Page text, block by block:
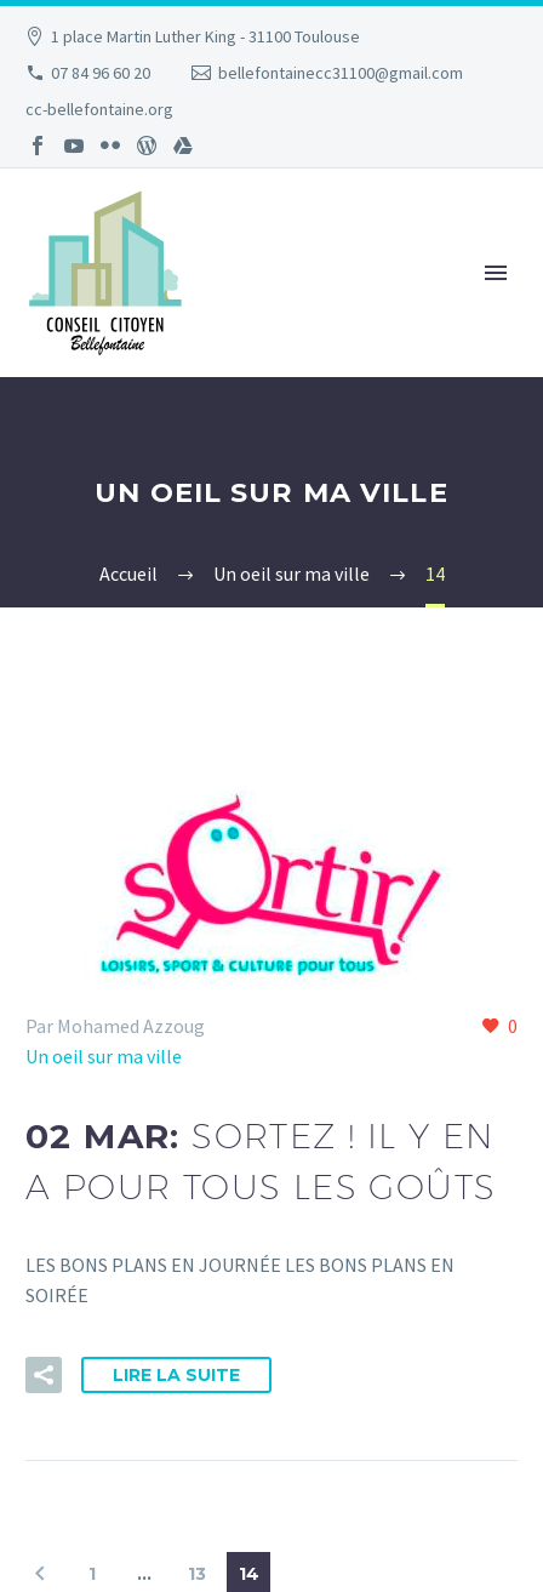
1 place Martin Luther King - 31100 Toulouse
07 84 96 60 20
bellefontainecc31100@gmail.com
cc-bellefontaine.org
UN OEIL SUR MA VILLE
Accueil Un oeil sur ma ville 14
0
Par Mohamed Azzoug
Un oeil sur ma ville
02 MAR: SORTEZ ! IL Y EN
A POUR TOUS LES GOÛTS
LES BONS PLANS EN JOURNÉE LES BONS PLANS EN
SOIRÉE
LIRE LA SUITE
1 … 13 14